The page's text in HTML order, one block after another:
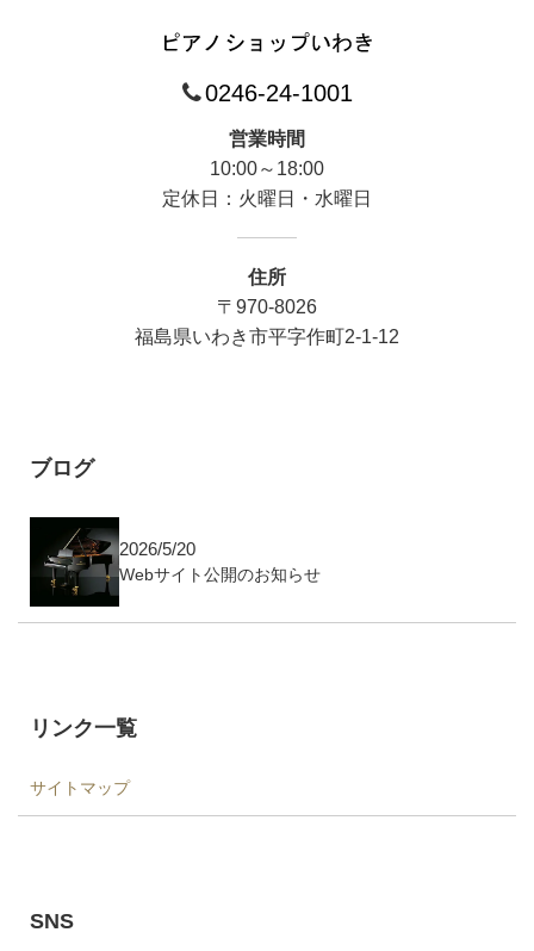
0246-24-1001
営業時間
10:00～18:00
定休日：火曜日・水曜日
住所
〒970-8026
福島県いわき市平字作町2-1-12
ブログ
2026/5/20
Webサイト公開のお知らせ
リンク一覧
サイトマップ
SNS